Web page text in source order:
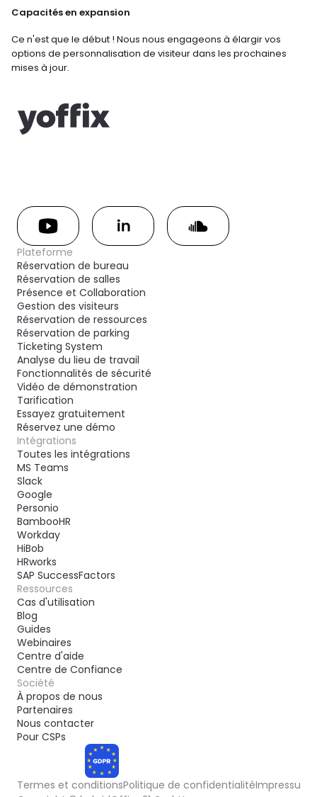
Capacités en expansion
Ce n'est que le début ! Nous nous engageons à élargir vos
options de personnalisation de visiteur dans les prochaines
mises à jour.
Plateforme
Réservation de bureau
Réservation de salles
Présence et Collaboration
Gestion des visiteurs
Réservation de ressources
Réservation de parking
Ticketing System
Analyse du lieu de travail
Fonctionnalités de sécurité
Vidéo de démonstration
Tarification
Essayez gratuitement
Réservez une démo
Intégrations
Toutes les intégrations
MS Teams
Slack
Google
Personio
BambooHR
Workday
HiBob
HRworks
SAP SuccessFactors
Ressources
Cas d'utilisation
Blog
Guides
Webinaires
Centre d'aide
Centre de Confiance
Société
À propos de nous
Partenaires
Nous contacter
Pour CSPs
COMPLIANT
Termes et conditionsPolitique de confidentialitéImpressum